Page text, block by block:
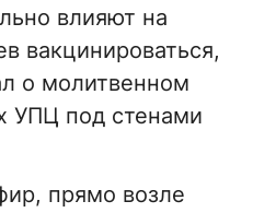
влияют на
вакцинироваться,
о молитвенном
УПЦ под стенами
прямо возле